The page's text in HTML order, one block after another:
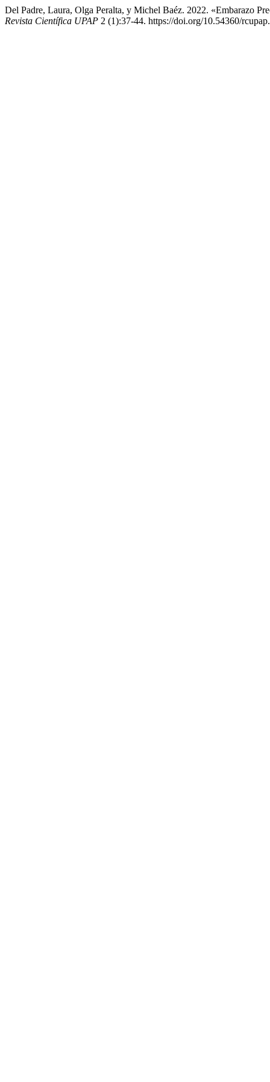
Del Padre, Laura, Olga Peralta, y Michel Baéz. 2022. «Embarazo
Revista Científica UPAP 2 (1):37-44. https://doi.org/10.54360/